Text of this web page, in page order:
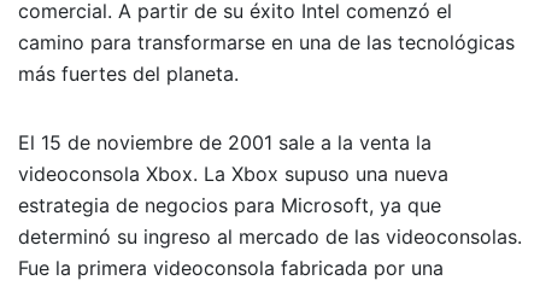
comercial. A partir de su éxito Intel comenzó el
camino para transformarse en una de las tecnológicas
más fuertes del planeta.
El 15 de noviembre de 2001 sale a la venta la
videoconsola Xbox. La Xbox supuso una nueva
estrategia de negocios para Microsoft, ya que
determinó su ingreso al mercado de las videoconsolas.
Fue la primera videoconsola fabricada por una